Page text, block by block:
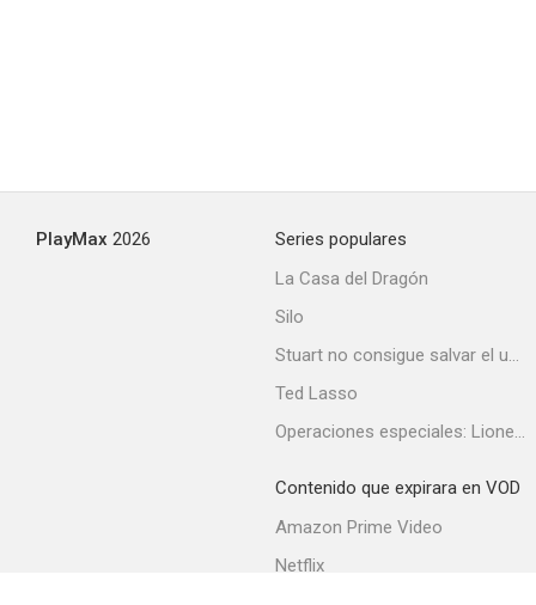
PlayMax 2026
Series populares
La Casa del Dragón
Silo
Stuart no consigue salvar el universo
Ted Lasso
Operaciones especiales: Lioness
Contenido que expirara en VOD
Amazon Prime Video
Netflix